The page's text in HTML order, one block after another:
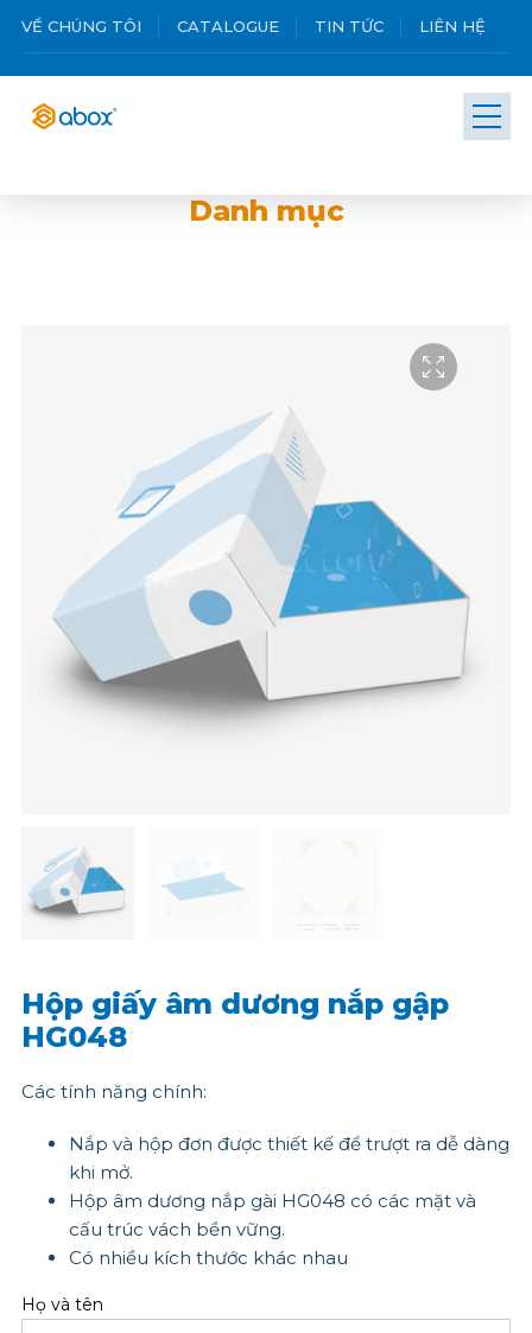
VỀ CHÚNG TÔI CATALOGUE TIN TỨC LIÊN HỆ
Danh mục
Hộp giấy âm dương nắp gập
HG048
Các tính năng chính:
Nắp và hộp đơn được thiết kế để trượt ra dễ dàng
khi mở.
Hộp âm dương nắp gài HG048 có các mặt và
cấu trúc vách bền vững.
Có nhiều kích thước khác nhau
Họ và tên